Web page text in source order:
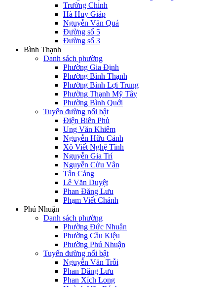
Trường Chinh
Hà Huy Giáp
Nguyễn Văn Quá
Đường số 5
Đường số 3
Bình Thạnh
Danh sách phường
Phường Gia Định
Phường Bình Thạnh
Phường Bình Lợi Trung
Phường Thạnh Mỹ Tây
Phường Bình Quới
Tuyến đường nổi bật
Điện Biên Phủ
Ung Văn Khiêm
Nguyễn Hữu Cảnh
Xô Viết Nghệ Tĩnh
Nguyễn Gia Trí
Nguyễn Cửu Vân
Tân Cảng
Lê Văn Duyệt
Phan Đăng Lưu
Phạm Viết Chánh
Phú Nhuận
Danh sách phường
Phường Đức Nhuận
Phường Cầu Kiệu
Phường Phú Nhuận
Tuyến đường nổi bật
Nguyễn Văn Trỗi
Phan Đăng Lưu
Phan Xích Long